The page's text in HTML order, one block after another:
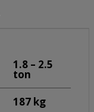
1.8 – 2.5
ton
187 kg